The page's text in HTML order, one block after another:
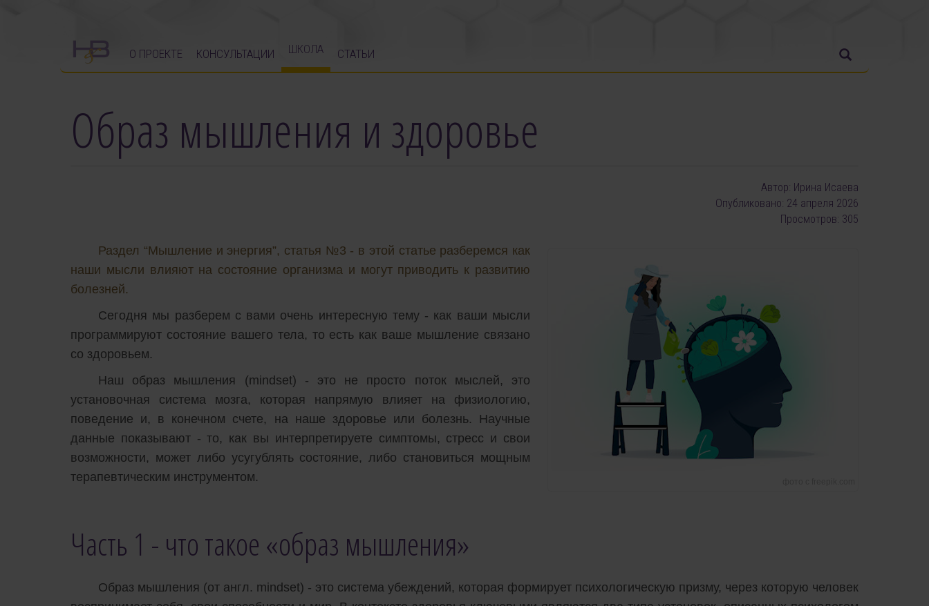
О ПРОЕКТЕ КОНСУЛЬТАЦИИ ШКОЛА СТАТЬИ
Образ мышления и здоровье
Автор: Ирина Исаева
Опубликовано: 24 апреля 2026
Просмотров: 305
Раздел “Мышление и энергия”, статья №3 - в этой статье разберемся как
наши мысли влияют на состояние организма и могут приводить к развитию
болезней.
Сегодня мы разберем с вами очень интересную тему - как ваши мысли
программируют состояние вашего тела, то есть как ваше мышление связано
со здоровьем.
Наш образ мышления (mindset) - это не просто поток мыслей, это
установочная система мозга, которая напрямую влияет на физиологию,
поведение и, в конечном счете, на наше здоровье или болезнь. Научные
данные показывают - то, как вы интерпретируете симптомы, стресс и свои
возможности, может либо усугублять состояние, либо становиться мощным
терапевтическим инструментом.
Часть 1 - что такое «образ мышления»
Образ мышления (от англ. mindset) - это система убеждений, которая формирует психологическую призму, через которую человек